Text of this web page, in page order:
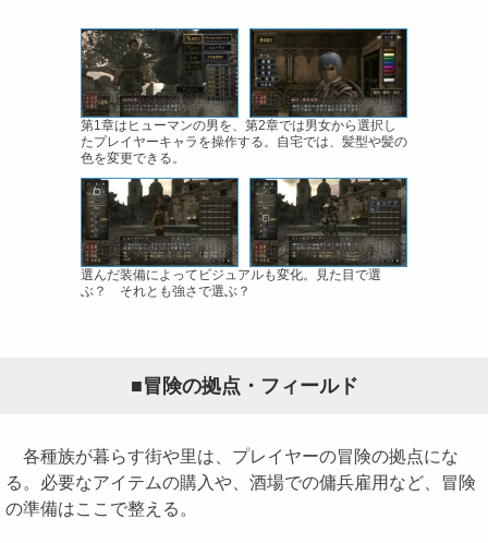
第1章はヒューマンの男を、第2章では男女から選択し
たプレイヤーキャラを操作する。自宅では、髪型や髪の
色を変更できる。
選んだ装備によってビジュアルも変化。見た目で選
ぶ？ それとも強さで選ぶ？
■冒険の拠点・フィールド
各種族が暮らす街や里は、プレイヤーの冒険の拠点にな
る。必要なアイテムの購入や、酒場での傭兵雇用など、冒険
の準備はここで整える。